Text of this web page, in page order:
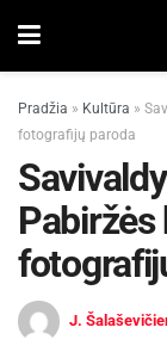
Pradžia » Kultūra »
fotografijų paroda
Pabiržės
J.